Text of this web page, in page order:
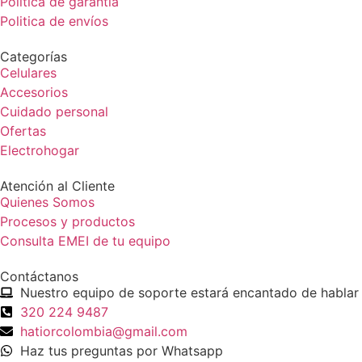
Politica de envíos
Categorías
Celulares
Accesorios
Cuidado personal
Ofertas
Electrohogar
Atención al Cliente
Quienes Somos
Procesos y productos
Consulta EMEI de tu equipo
Contáctanos
Nuestro equipo de soporte estará encantado de hablar
320 224 9487
hatiorcolombia@gmail.com
Haz tus preguntas por Whatsapp